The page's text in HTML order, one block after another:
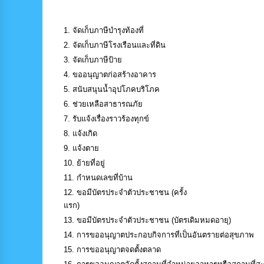
จัดเก็บภาษีบำรุงท้องที่
จัดเก็บภาษีโรงเรือนและที่ดิน
จัดเก็บภาษีป้าย
ขออนุญาตก่อสร้างอาคาร
สนับสนุนน้ำอุปโภคบริโภค
ช่วยเหลือสาธารณภัย
รับแจ้งเรื่องราวร้องทุกข์
แจ้งเกิด
แจ้งตาย
ย้ายที่อยู่
กำหนดเลขที่บ้าน
ขอมีบัตรประจำตัวประชาชน (ครั้ง
แรก)
ขอมีบัตรประจำตัวประชาชน (บัตรเดิมหมดอายุ)
การขออนุญาตประกอบกิจการที่เป็นอันตรายต่อสุขภาพ
การขออนุญาตจดตั้งตลาด